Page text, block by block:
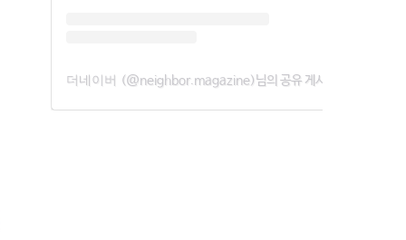
더네이버 (@neighbor.magazine)님의 공유 게시물